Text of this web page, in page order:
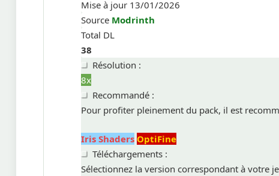
Mise à jour 13/01/2026
Source Modrinth
Total DL
38
Résolution :
8x
Recommandé :
Pour profiter pleinement du pack, il est
Iris Shaders OptiFine
Téléchargements :
Sélectionnez la version correspondant à votre